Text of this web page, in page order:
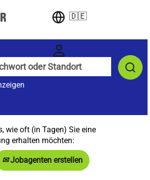
🇩🇪
wie oft (in Tagen) Sie eine
erhalten möchten:
Jobagenten erstellen